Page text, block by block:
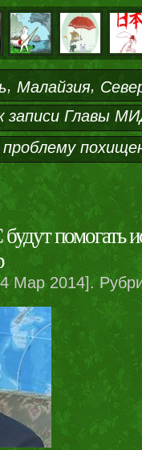
, Малайзия,
записи Главы
помогать
Мар 2014].